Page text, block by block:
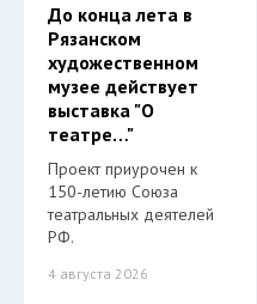
До конца лета в
Рязанском
художественном
музее действует
выставка "О
театре…"
Проект приурочен к
150-летию Союза
театральных деятелей
РФ.
4 августа 2026